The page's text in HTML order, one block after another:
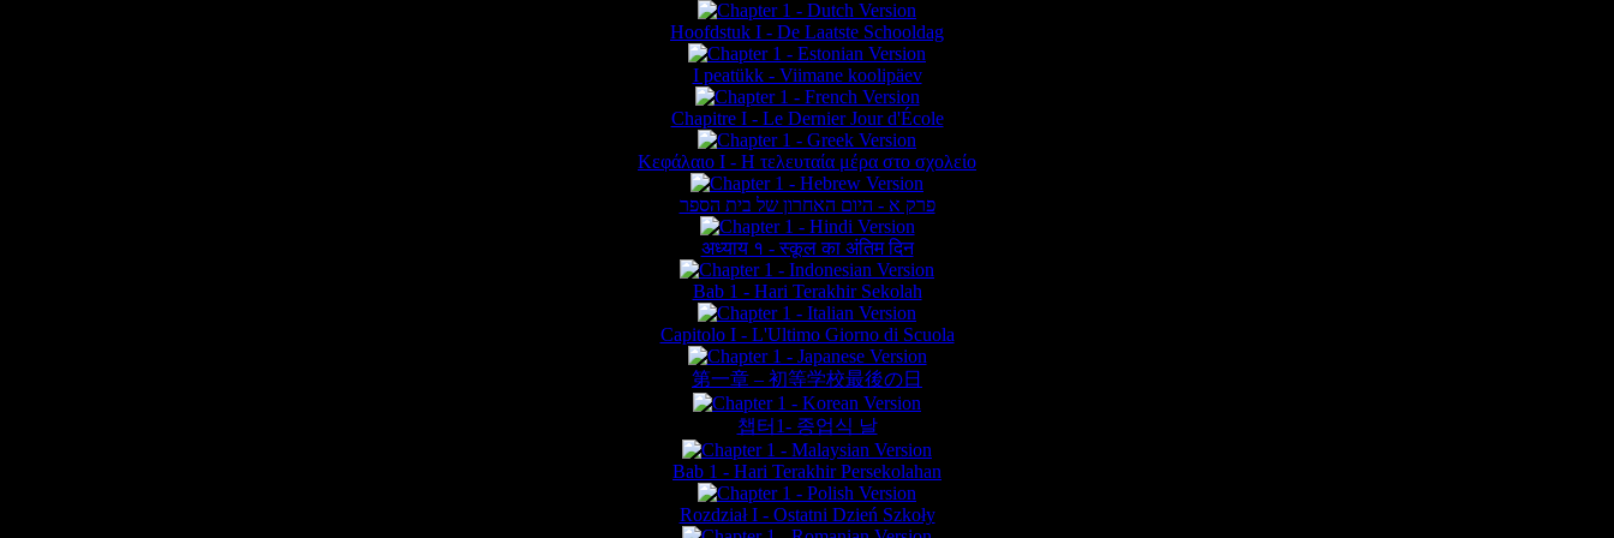
Hoofdstuk I - De Laatste Schooldag
I peatükk - Viimane koolipäev
Chapitre I - Le Dernier Jour d'École
Κεφάλαιο Ι - Η τελευταία μέρα στο σχολείο
פרק א - היום האחרון של בית הספר
अध्याय १ - स्कूल का अंतिम दिन
Bab 1 - Hari Terakhir Sekolah
Capitolo I - L'Ultimo Giorno di Scuola
第一章 – 初等学校最後の日
챕터1- 종업식 날
Bab 1 - Hari Terakhir Persekolahan
Rozdział I - Ostatni Dzień Szkoły